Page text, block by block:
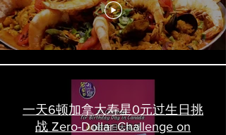
一天6顿加拿大寿星0元过生日挑
战 Zero-Dollar Challenge on